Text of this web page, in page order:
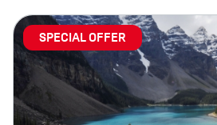
SPECIAL OFFER